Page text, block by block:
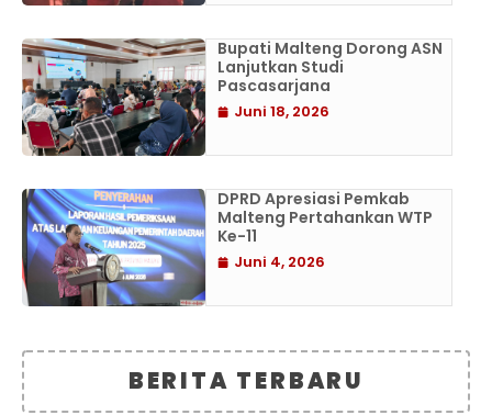
Bupati Malteng Dorong ASN
Lanjutkan Studi
Pascasarjana
Juni 18, 2026
DPRD Apresiasi Pemkab
Malteng Pertahankan WTP
Ke-11
Juni 4, 2026
BERITA TERBARU